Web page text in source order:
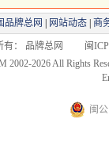
品牌总网 网站动态 商
有： 品牌总网 闽ICP
2002-2026 All Rights
闽